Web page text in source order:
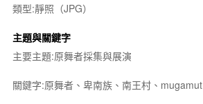
類型:靜照（JPG）
主題與關鍵字
主要主題:原舞者採集與展演
關鍵字:原舞者、卑南族、南王村、mugamut